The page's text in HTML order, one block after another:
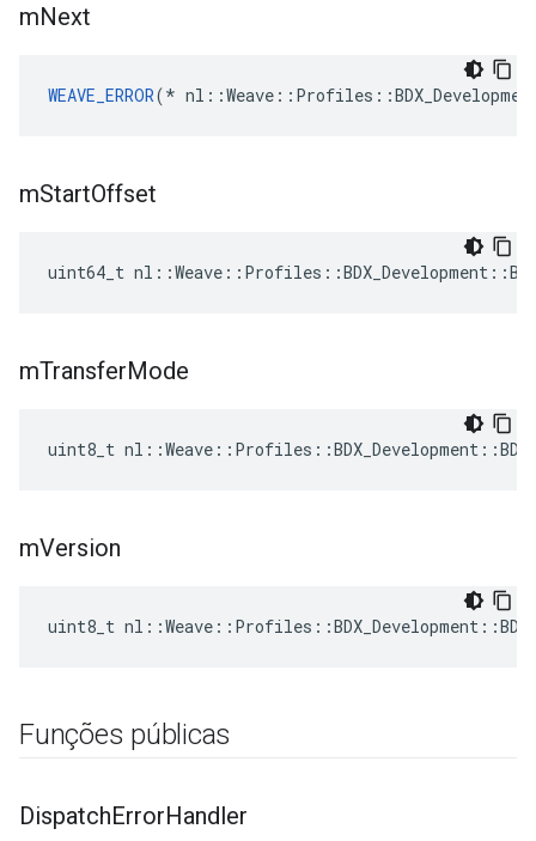
mNext
WEAVE_ERROR(*
mStartOffset
uint64_t
mTransferMode
uint8_t
mVersion
uint8_t
Funções públicas
DispatchErrorHandler